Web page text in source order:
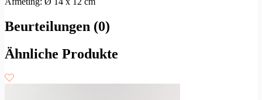
Beurteilungen (0)
Ähnliche Produkte